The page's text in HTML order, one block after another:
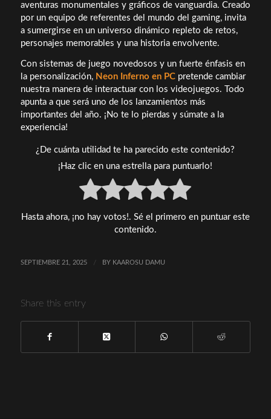
aventuras monumentales y gráficos de vanguardia. Creado
por un equipo de referentes del mundo del gaming, invita
a sumergirse en un universo dinámico repleto de retos,
personajes memorables y una historia envolvente.
Con sistemas de juego novedosos y un fuerte énfasis en
la personalización, Neon Inferno en PCpretende cambiar
nuestra manera de interactuar con los videojuegos. Todo
apunta a que será uno de los lanzamientos más
importantes del año. ¡No te lo pierdas y súmate a la
experiencia!
¿De cuánta utilidad te ha parecido este contenido?
¡Haz clic en una estrella para puntuarlo!
Hasta ahora, ¡no hay votos!. Sé el primero en puntuar este
contenido.
SEPTIEMBRE 21, 2025 / BY KAAROSU DAMU
Share this entry